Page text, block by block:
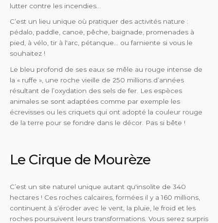
lutter contre les incendies...
C’est un lieu unique où pratiquer des activités nature :
pédalo, paddle, canoë, pêche, baignade, promenades à
pied, à vélo, tir à l'arc, pétanque… ou farniente si vous le
souhaitez !
Le bleu profond de ses eaux se mêle au rouge intense de
la « ruffe », une roche vieille de 250 millions d’années
résultant de l’oxydation des sels de fer. Les espèces
animales se sont adaptées comme par exemple les
écrevisses ou les criquets qui ont adopté la couleur rouge
de la terre pour se fondre dans le décor. Pas si bête !
Le Cirque de Mourèze
C’est un site naturel unique autant qu'insolite de 340
hectares ! Ces roches calcaires, formées il y a 160 millions,
continuent à s’éroder avec le vent, la pluie, le froid et les
roches poursuivent leurs transformations. Vous serez surpris